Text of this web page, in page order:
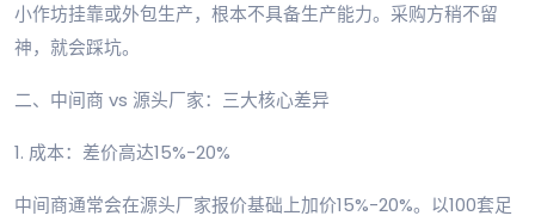
小作坊挂靠或外包生产，根本不具备生产能力。采购方稍不留
神，就会踩坑。
二、中间商 vs 源头厂家：三大核心差异
1. 成本：差价高达15%-20%
中间商通常会在源头厂家报价基础上加价15%-20%。以100套足